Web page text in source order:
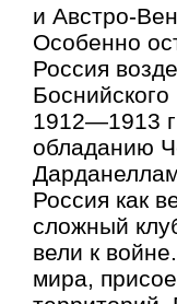
и Австро-
Особенно
Россия
1912—1913
обладанию
Россия как
сложный
вели к
мира,